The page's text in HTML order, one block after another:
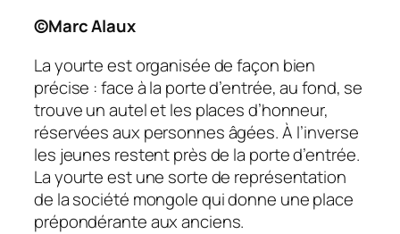
©Marc Alaux
La yourte est organisée de façon bien
précise : face à la porte d’entrée, au fond, se
trouve un autel et les places d’honneur,
réservées aux personnes âgées. À l’inverse
les jeunes restent près de la porte d’entrée.
La yourte est une sorte de représentation
de la société mongole qui donne une place
prépondérante aux anciens.